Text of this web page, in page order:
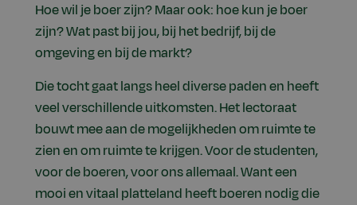
Hoe wil je boer zijn? Maar ook: hoe kun je boer
zijn? Wat past bij jou, bij het bedrijf, bij de
omgeving en bij de markt?
Die tocht gaat langs heel diverse paden en heeft
veel verschillende uitkomsten. Het lectoraat
bouwt mee aan de mogelijkheden om ruimte te
zien en om ruimte te krijgen. Voor de studenten,
voor de boeren, voor ons allemaal. Want een
mooi en vitaal platteland heeft boeren nodig die